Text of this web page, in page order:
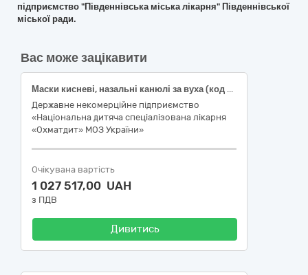
підприємство "Південнівська міська лікарня" Південнівської
міської ради.
Вас може зацікавити
Маски кисневі, назальні канюлі за вуха (код ДК 021:2015 – 33141000-0 Медичні матеріали нехімічні та гематологічні одноразового застосування)
Державне некомерційне підприємство
«Національна дитяча спеціалізована лікарня
«Охматдит» МОЗ України»
Очікувана вартість
1 027 517,00 UAH
з ПДВ
Дивитись